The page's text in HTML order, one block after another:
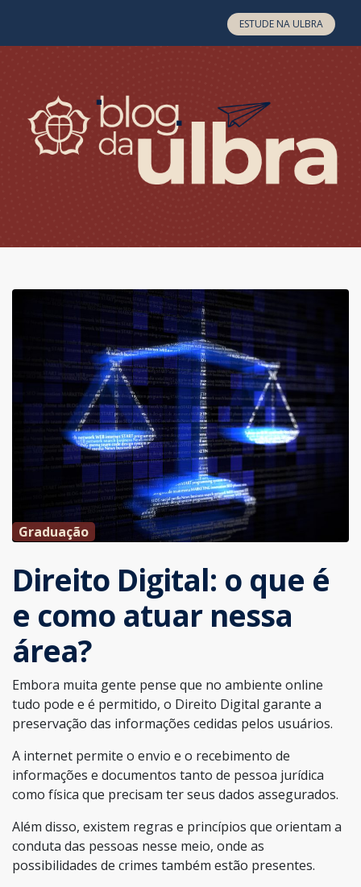
ESTUDE NA ULBRA
Graduação
Direito Digital: o que é
e como atuar nessa
área?
Embora muita gente pense que no ambiente online
tudo pode e é permitido, o Direito Digital garante a
preservação das informações cedidas pelos usuários.
A internet permite o envio e o recebimento de
informações e documentos tanto de pessoa jurídica
como física que precisam ter seus dados assegurados.
Além disso, existem regras e princípios que orientam a
conduta das pessoas nesse meio, onde as
possibilidades de crimes também estão presentes.